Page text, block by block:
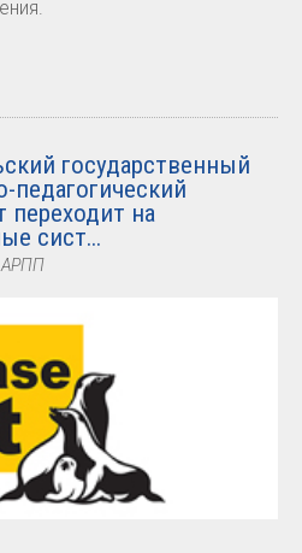
государственный
педагогический
переходит на
сист...
АРПП